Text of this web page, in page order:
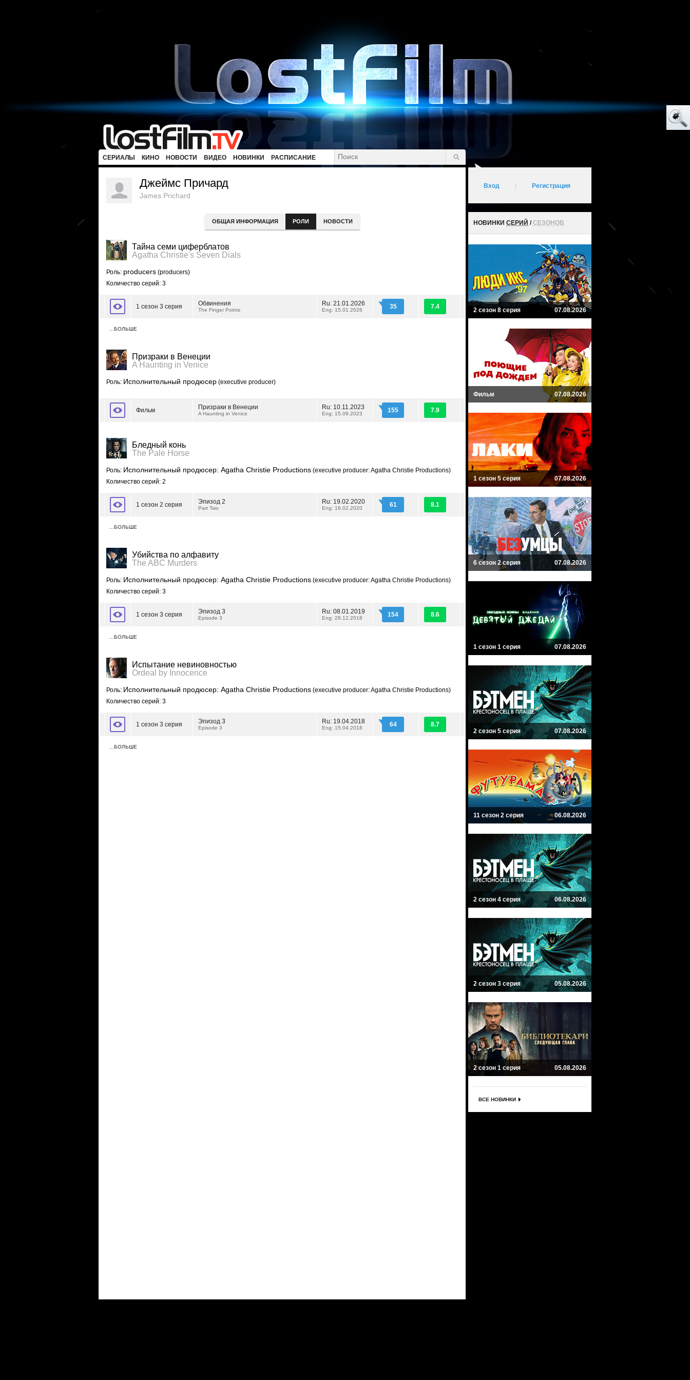
СЕРИАЛЫ КИНО НОВОСТИ ВИДЕО НОВИНКИ РАСПИСАНИЕ
Джеймс Причард
James Prichard
ОБЩАЯ ИНФОРМАЦИЯ РОЛИ НОВОСТИ
Тайна семи циферблатов
Agatha Christie's Seven Dials
Роль: producers (producers)
Количество серий: 3
1 сезон 3 серия Обвинения
The Finger Points
Ru: 21.01.2026
Eng: 15.01.2026 35 7.4
…БОЛЬШЕ
Призраки в Венеции
A Haunting in Venice
Роль: Исполнительный продюсер (executive producer)
Фильм Призраки в Венеции
A Haunting in Venice
Ru: 10.11.2023
Eng: 15.09.2023 155 7.9
Бледный конь
The Pale Horse
Роль: Исполнительный продюсер: Agatha Christie Productions (executive producer: Agatha Christie Productions)
Количество серий: 2
1 сезон 2 серия Эпизод 2
Part Two
Ru: 19.02.2020
Eng: 16.02.2020 61 8.1
…БОЛЬШЕ
Убийства по алфавиту
The ABC Murders
Роль: Исполнительный продюсер: Agatha Christie Productions (executive producer: Agatha Christie Productions)
Количество серий: 3
1 сезон 3 серия Эпизод 3
Episode 3
Ru: 08.01.2019
Eng: 28.12.2018 154 8.6
…БОЛЬШЕ
Испытание невиновностью
Ordeal by Innocence
Роль: Исполнительный продюсер: Agatha Christie Productions (executive producer: Agatha Christie Productions)
Количество серий: 3
1 сезон 3 серия Эпизод 3
Episode 3
Ru: 19.04.2018
Eng: 15.04.2018 64 8.7
…БОЛЬШЕ
Вход Регистрация
НОВИНКИ СЕРИЙ /СЕЗОНОВ
2 сезон 8 серия 07.08.2026
Фильм 07.08.2026
1 сезон 5 серия 07.08.2026
6 сезон 2 серия 07.08.2026
1 сезон 1 серия 07.08.2026
2 сезон 5 серия 07.08.2026
11 сезон 2 серия 06.08.2026
2 сезон 4 серия 06.08.2026
2 сезон 3 серия 05.08.2026
2 сезон 1 серия 05.08.2026
ВСЕ НОВИНКИ